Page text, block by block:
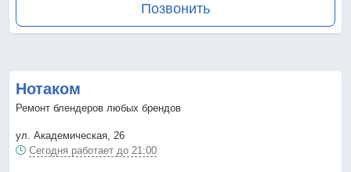
Позвонить
Нотаком
Ремонт блендеров любых брендов
ул. Академическая, 26
Сегодня работает до 21:00